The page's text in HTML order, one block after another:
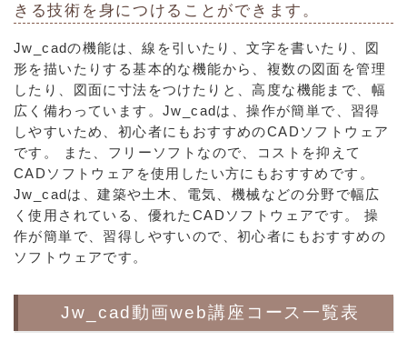
きる技術を身につけることができます。
Jw_cadの機能は、線を引いたり、文字を書いたり、図
形を描いたりする基本的な機能から、複数の図面を管理
したり、図面に寸法をつけたりと、高度な機能まで、幅
広く備わっています。Jw_cadは、操作が簡単で、習得
しやすいため、初心者にもおすすめのCADソフトウェア
です。 また、フリーソフトなので、コストを抑えて
CADソフトウェアを使用したい方にもおすすめです。
Jw_cadは、建築や土木、電気、機械などの分野で幅広
く使用されている、優れたCADソフトウェアです。 操
作が簡単で、習得しやすいので、初心者にもおすすめの
ソフトウェアです。
Jw_cad動画web講座コース一覧表